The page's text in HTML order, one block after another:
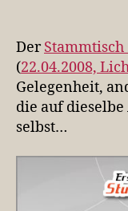
DerStammtisch
(22.04.2008,
Gelegenheit,
die auf
selbst…